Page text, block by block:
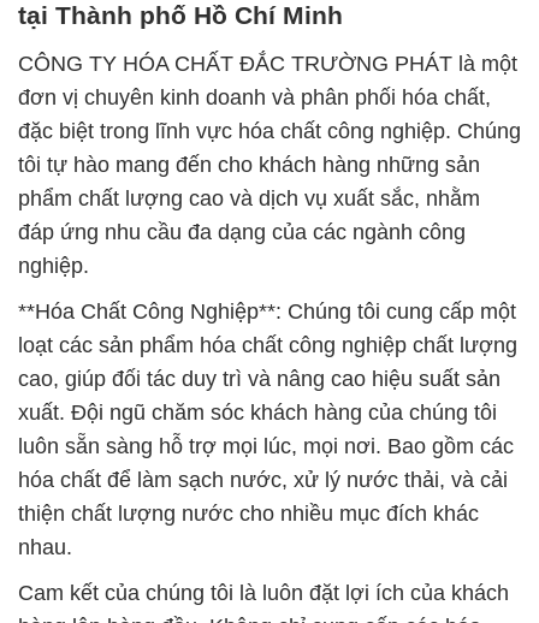
tại Thành phố Hồ Chí Minh
CÔNG TY HÓA CHẤT ĐẮC TRƯỜNG PHÁT là một
đơn vị chuyên kinh doanh và phân phối hóa chất,
đặc biệt trong lĩnh vực hóa chất công nghiệp. Chúng
tôi tự hào mang đến cho khách hàng những sản
phẩm chất lượng cao và dịch vụ xuất sắc, nhằm
đáp ứng nhu cầu đa dạng của các ngành công
nghiệp.
**Hóa Chất Công Nghiệp**: Chúng tôi cung cấp một
loạt các sản phẩm hóa chất công nghiệp chất lượng
cao, giúp đối tác duy trì và nâng cao hiệu suất sản
xuất. Đội ngũ chăm sóc khách hàng của chúng tôi
luôn sẵn sàng hỗ trợ mọi lúc, mọi nơi. Bao gồm các
hóa chất để làm sạch nước, xử lý nước thải, và cải
thiện chất lượng nước cho nhiều mục đích khác
nhau.
Cam kết của chúng tôi là luôn đặt lợi ích của khách